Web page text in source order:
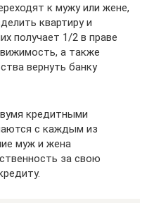
к мужу или жене,
квартиру и
получает 1/2 в праве
а также
вернуть банку
кредитными
с каждым из
муж и жена
за свою